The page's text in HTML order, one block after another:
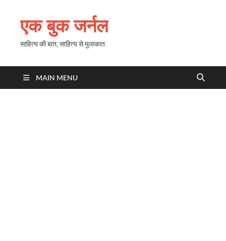
एक बुक जर्नल
साहित्य की बात, साहित्य से मुलाकात
MAIN MENU